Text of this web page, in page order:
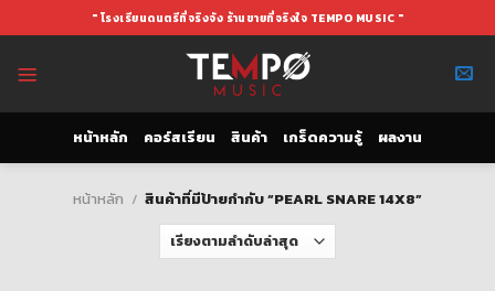
to
" โรงเรียนดนตรีที่จริงจัง ร้านขายที่จริงใจ TEMPO MUSIC "
หน้าหลัก คอร์สเรียน สินค้า เกร็ดความรู้ ผลงาน
หน้าหลัก / สินค้าที่มีป้ายกำกับ “PEARL SNARE 14X8”